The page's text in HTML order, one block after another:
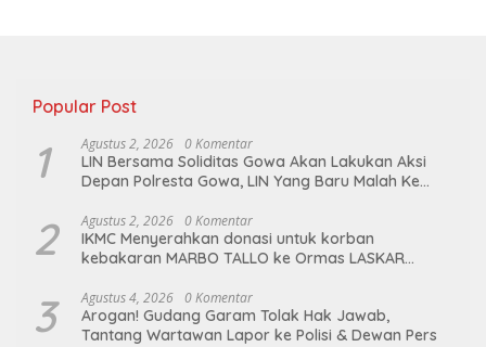
Popular Post
1 Agustus 2, 2026 0 Komentar
LIN Bersama Soliditas Gowa Akan Lakukan Aksi
Depan Polresta Gowa, LIN Yang Baru Malah Ke
2 Agustus 2, 2026 0 Komentar
IKMC Menyerahkan donasi untuk korban
kebakaran MARBO TALLO ke Ormas LASKAR
3 Agustus 4, 2026 0 Komentar
Arogan! Gudang Garam Tolak Hak Jawab,
Tantang Wartawan Lapor ke Polisi & Dewan Pers